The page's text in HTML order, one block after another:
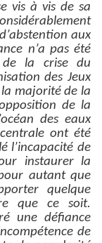
vis à vis de sa
aux
n’a pas été
de la crise du
des Jeux
majorité de la
de la
des eaux
ont été
l’incapacité de
instaurer la
autant que
quelque
que ce soit.
une défiance
de